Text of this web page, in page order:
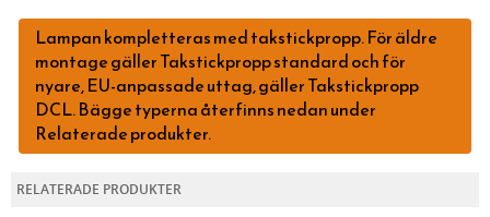
SPOTLIGHTS I KLASSISK STIL
UTOMHUSBELYSNING
STALLYKTOR
GÅRDSLYKTOR
STRÖMBRYTARE OCH ELUTTAG (RETRO)
SVART BAKELIT INFÄLLT MONTAGE
SKÄRMAR, KULODOSOR & GLÖDLAMPOR
Lampan kompletteras med takstickpropp. För äldre
montage gäller Takstickpropp standard och för
nyare, EU-anpassade uttag, gäller Takstickpropp
DCL. Bägge typerna återfinns nedan under
Relaterade produkter.
RELATERADE PRODUKTER